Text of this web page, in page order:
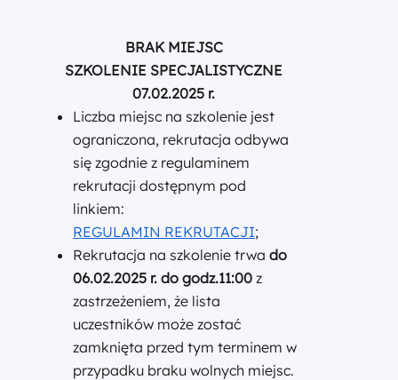
BRAK MIEJSC
SZKOLENIE SPECJALISTYCZNE
07.02.2025 r.
Liczba miejsc na szkolenie jest
ograniczona, rekrutacja odbywa
się zgodnie z regulaminem
rekrutacji dostępnym pod
linkiem:
REGULAMIN REKRUTACJI;
Rekrutacja na szkolenie trwa do
06.02.2025 r. do godz.11:00 z
zastrzeżeniem, że lista
uczestników może zostać
zamknięta przed tym terminem w
przypadku braku wolnych miejsc.